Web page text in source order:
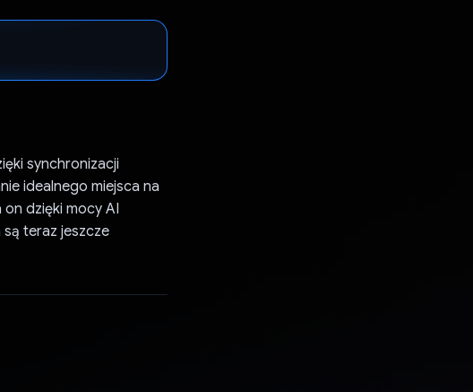
synchronizacji
idealnego miejsca na
dzięki mocy AI
są teraz jeszcze